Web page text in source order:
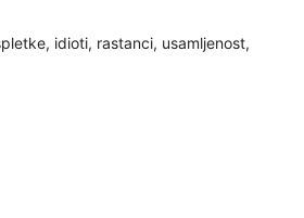
idioti, rastanci, usamljenost,